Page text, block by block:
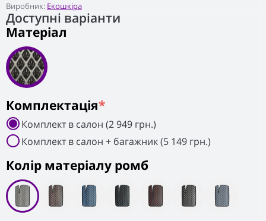
Виробник: Екошкіра
Доступні варіанти
Матеріал
Колiр матеріалу ромб
Комплектація*
Комплект в салон (2 949 грн.)
Комплект в салон + багажник (5 149 грн.)